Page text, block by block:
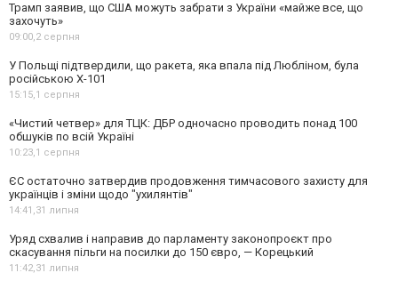
Трамп заявив, що США можуть забрати з України «майже все, що
захочуть»
09:00,2 серпня
У Польщі підтвердили, що ракета, яка впала під Любліном, була
російською Х-101
15:15,1 серпня
«Чистий четвер» для ТЦК: ДБР одночасно проводить понад 100
обшуків по всій Україні
10:23,1 серпня
ЄС остаточно затвердив продовження тимчасового захисту для
українців і зміни щодо "ухилянтів"
14:41,31 липня
Уряд схвалив і направив до парламенту законопроєкт про
скасування пільги на посилки до 150 євро, — Корецький
11:42,31 липня